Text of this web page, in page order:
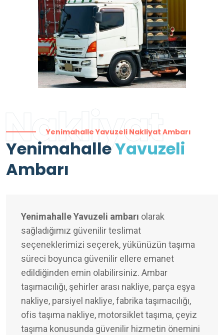
Nakliyat
Yenimahalle Yavuzeli Nakliyat Ambarı
YenimahalleYavuzeli
Ambarı
Yenimahalle Yavuzeli ambarı olarak
sağladığımız güvenilir teslimat
seçeneklerimizi seçerek, yükünüzün taşıma
süreci boyunca güvenilir ellere emanet
edildiğinden emin olabilirsiniz. Ambar
taşımacılığı, şehirler arası nakliye, parça eşya
nakliye, parsiyel nakliye, fabrika taşımacılığı,
ofis taşıma nakliye, motorsiklet taşıma, çeyiz
taşıma konusunda güvenilir hizmetin önemini